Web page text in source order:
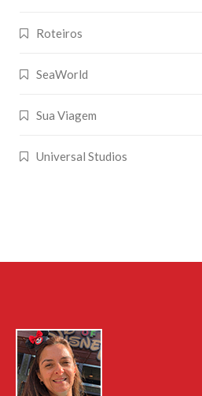
Roteiros
SeaWorld
Sua Viagem
Universal Studios